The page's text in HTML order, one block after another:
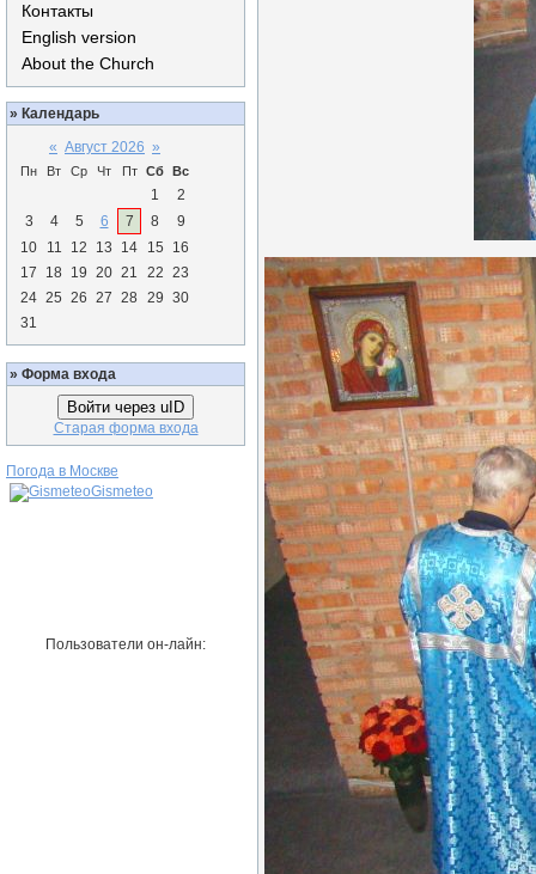
Контакты
English version
About the Church
» Календарь
« Август 2026 »
Пн Вт Ср Чт Пт Сб Вс
1
2
3
4 5 6 7 8
9
10
11 12 13 14 15
16
17
18 19 20 21 22 23
24 25 26 27 28 29 30
31
» Форма входа
Войти через uID
Старая форма входа
Погода в Москве
Gismeteo
Пользователи он-лайн: